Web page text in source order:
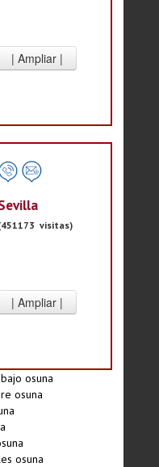
visitas)
osuna
osuna
osuna